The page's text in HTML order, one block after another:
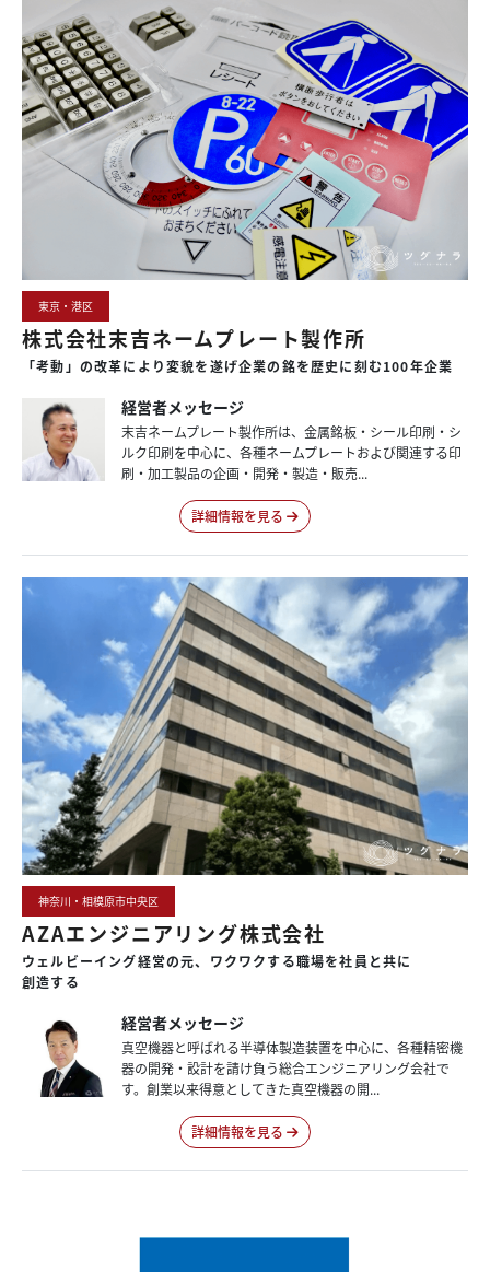
東京・港区
株式会社末吉ネームプレート製作所
「考動」の改革により変貌を遂げ企業の銘を歴史に刻む100年企業
経営者メッセージ
末吉ネームプレート製作所は、金属銘板・シール印刷・シ
ルク印刷を中心に、各種ネームプレートおよび関連する印
刷・加工製品の企画・開発・製造・販売...
詳細情報を見る
神奈川・相模原市中央区
AZAエンジニアリング株式会社
ウェルビーイング経営の元、 ワクワクする職場を社員と共に
創造する
経営者メッセージ
真空機器と呼ばれる半導体製造装置を中心に、各種精密機
器の開発・設計を請け負う総合エンジニアリング会社で
す。創業以来得意としてきた真空機器の開...
詳細情報を見る